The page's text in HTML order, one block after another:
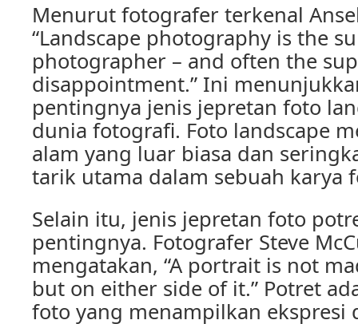
Menurut fotografer terkenal
“Landscape photography is the
photographer – and often the
disappointment.” Ini
pentingnya jenis jepretan foto
dunia fotografi. Foto landscape
alam yang luar biasa dan
tarik utama dalam sebuah karya
Selain itu, jenis jepretan foto
pentingnya. Fotografer Steve
mengatakan, “A portrait is not
but on either side of it.” Potret
foto yang menampilkan ekspresi